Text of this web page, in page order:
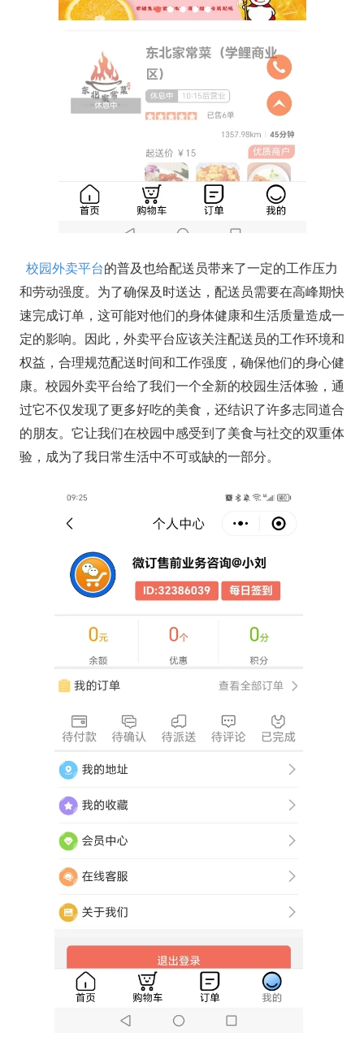
校园外卖平台的普及也给配送员带来了一定的工作压力
和劳动强度。为了确保及时送达，配送员需要在高峰期快
速完成订单，这可能对他们的身体健康和生活质量造成一
定的影响。因此，外卖平台应该关注配送员的工作环境和
权益，合理规范配送时间和工作强度，确保他们的身心健
康。校园外卖平台给了我们一个全新的校园生活体验，通
过它不仅发现了更多好吃的美食，还结识了许多志同道合
的朋友。它让我们在校园中感受到了美食与社交的双重体
验，成为了我日常生活中不可或缺的一部分。